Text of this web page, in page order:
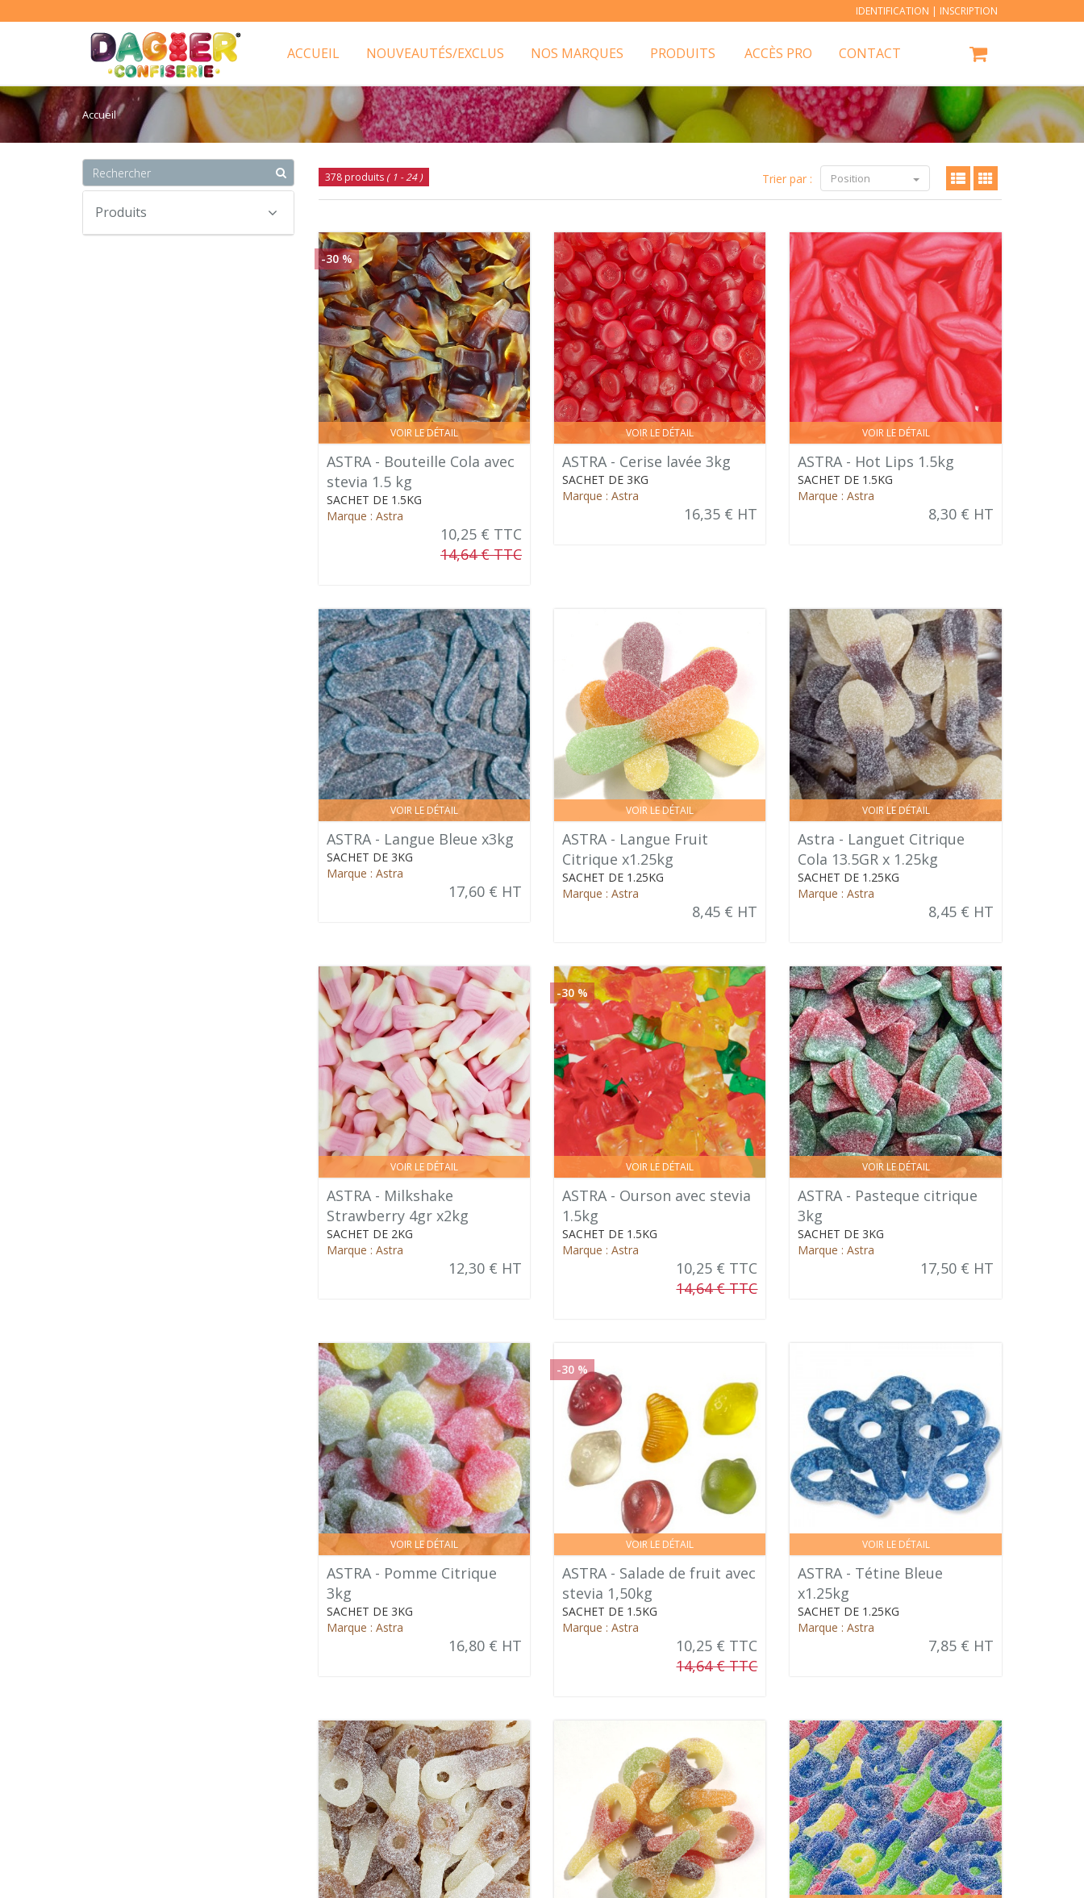
IDENTIFICATION | INSCRIPTION
ACCUEIL NOUVEAUTÉS/EXCLUS NOS MARQUES PRODUITS ACCÈS PRO CONTACT
Accueil
Produits
378 produits ( 1 - 24 ) Trier par : Position
VOIR LE DÉTAIL
-30 %
ASTRA - Bouteille Cola avec
stevia 1.5 kg
SACHET DE 1.5KG
Marque : Astra
10,25 € TTC
14,64 € TTC
VOIR LE DÉTAIL
ASTRA - Cerise lavée 3kg
SACHET DE 3KG
Marque : Astra
16,35 € HT
VOIR LE DÉTAIL
ASTRA - Hot Lips 1.5kg
SACHET DE 1.5KG
Marque : Astra
8,30 € HT
VOIR LE DÉTAIL
ASTRA - Langue Bleue x3kg
SACHET DE 3KG
Marque : Astra
17,60 € HT
VOIR LE DÉTAIL
ASTRA - Langue Fruit
Citrique x1.25kg
SACHET DE 1.25KG
Marque : Astra
8,45 € HT
VOIR LE DÉTAIL
Astra - Languet Citrique
Cola 13.5GR x 1.25kg
SACHET DE 1.25KG
Marque : Astra
8,45 € HT
VOIR LE DÉTAIL
ASTRA - Milkshake
Strawberry 4gr x2kg
SACHET DE 2KG
Marque : Astra
12,30 € HT
VOIR LE DÉTAIL
-30 %
ASTRA - Ourson avec stevia
1.5kg
SACHET DE 1.5KG
Marque : Astra
10,25 € TTC
14,64 € TTC
VOIR LE DÉTAIL
ASTRA - Pasteque citrique
3kg
SACHET DE 3KG
Marque : Astra
17,50 € HT
VOIR LE DÉTAIL
ASTRA - Pomme Citrique
3kg
SACHET DE 3KG
Marque : Astra
16,80 € HT
VOIR LE DÉTAIL
-30 %
ASTRA - Salade de fruit avec
stevia 1,50kg
SACHET DE 1.5KG
Marque : Astra
10,25 € TTC
14,64 € TTC
VOIR LE DÉTAIL
ASTRA - Tétine Bleue
x1.25kg
SACHET DE 1.25KG
Marque : Astra
7,85 € HT